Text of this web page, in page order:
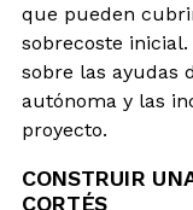
que pueden
sobrecoste
sobre las ayudas
autónoma y las
proyecto.
CONSTRUIR
CORTÉS